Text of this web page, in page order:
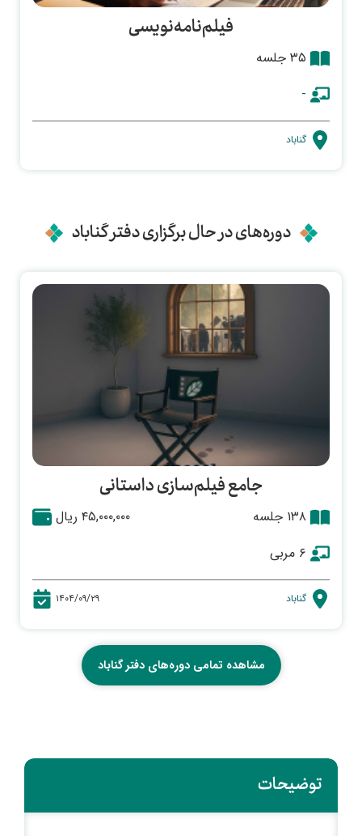
فیلم‌نامه‌نویسی
۳۵ جلسه
-
گناباد
دوره‌های در حال برگزاری دفتر گناباد
جامع فیلم‌سازی داستانی
۱۳۸ جلسه
۴۵,۰۰۰,۰۰۰ ریال
گناباد ۱۴۰۴/۰۹/۲۹
مشاهده تمامی دوره‌های دفتر گناباد
توضیحات